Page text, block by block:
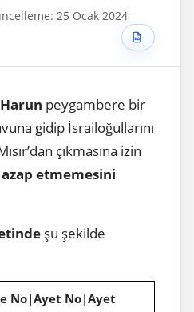
25 Ocak 2024
Harun peygambere bir
gidip İsrailoğullarını
çıkmasına izin
azap etmemesini
şu şekilde
No|Ayet No|Ayet